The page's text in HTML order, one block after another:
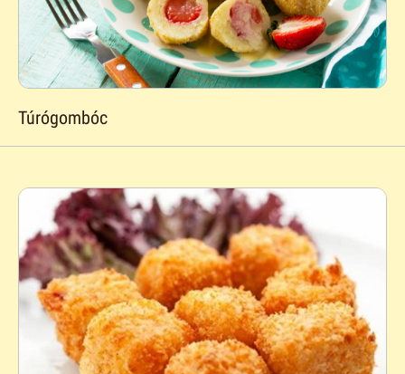
Túrógombóc